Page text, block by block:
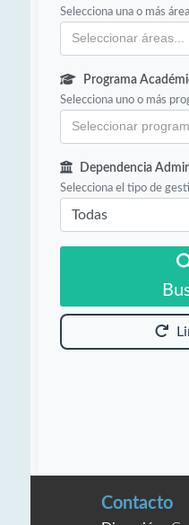
Selecciona una o más
Programa
Selecciona uno o más
Dependencia
Selecciona el tipo de
Contacto